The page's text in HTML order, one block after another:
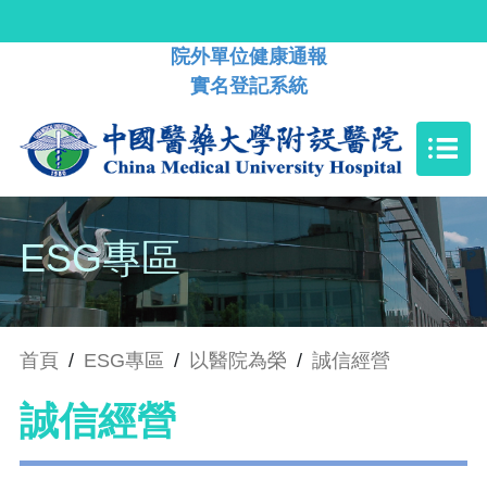
院外單位健康通報
實名登記系統
ESG專區
首頁 / ESG專區 / 以醫院為榮 / 誠信經營
誠信經營